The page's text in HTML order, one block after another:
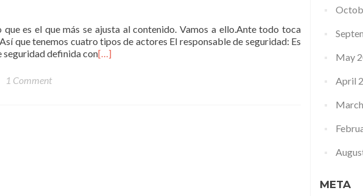
es el que más se ajusta al contenido. Vamos a ello.Ante todo toca
que tenemos cuatro tipos de actores El responsable de seguridad: Es
seguridad definida con[…]
1 Comment
May
April
META